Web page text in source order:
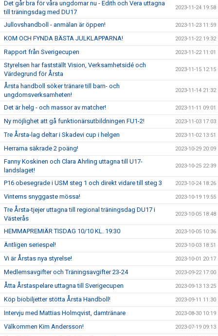
Det går bra för våra ungdomar nu - Edith och Vera uttagna
till träningsdag med DU17
2023-11-24 19:58
Jullovshandboll - anmälan är öppen! 2023-11-23 11:59
KOM OCH FYNDA BÄSTA JULKLAPPARNA! 2023-11-22 19:32
Rapport från Sverigecupen 2023-11-22 11:01
Styrelsen har fastställt Vision, Verksamhetsidé och
Värdegrund för Årsta
2023-11-15 12:15
Årsta handboll söker tränare till barn- och
ungdomsverksamheten!
2023-11-14 21:32
Det är helg - och massor av matcher! 2023-11-11 09:01
Ny möjlighet att gå funktionärsutbildningen FU1-2! 2023-11-03 17:03
Tre Årsta-lag deltar i Skadevi cup i helgen 2023-11-02 13:51
Herrarna säkrade 2 poäng! 2023-10-29 20:09
Fanny Koskinen och Clara Ahrling uttagna till U17-
landslaget!
2023-10-25 22:39
P16 obesegrade i USM steg 1 och direkt vidare till steg 3 2023-10-24 18:26
Vinterns snyggaste mössa! 2023-10-19 19:55
Tre Årsta-tjejer uttagna till regional träningsdag DU17 i
Västerås
2023-10-05 18:48
HEMMAPREMIÄR TISDAG 10/10 KL. 19:30 2023-10-05 10:36
Äntligen seriespel! 2023-10-03 18:51
Vi är Årstas nya styrelse! 2023-10-01 20:17
Medlemsavgifter och Träningsavgifter 23-24 2023-09-22 17:00
Åtta Årstaspelare uttagna till Sverigecupen 2023-09-13 13:25
Köp biobiljetter stötta Årsta Handboll! 2023-09-11 11:30
Intervju med Mattias Holmqvist, damtränare 2023-08-30 10:19
Välkommen Kim Andersson! 2023-07-19 09:13